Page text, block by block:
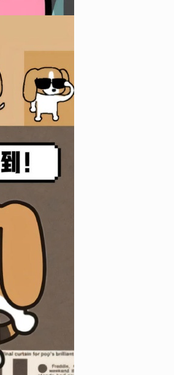
迹有颜色那么一定是中国红